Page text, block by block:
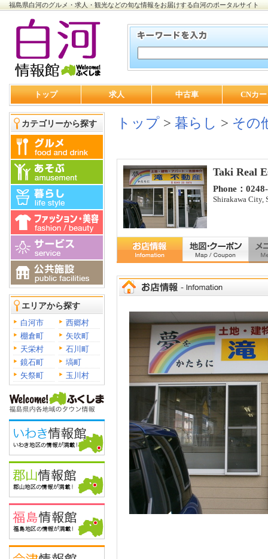
福島県白河のグルメ・求人・観光などの旬な情報をお届けする白河のポータルサイト
トップ 求人 中古車 CNカ
カテゴリーから探す
エリアから探す
白河市
西郷村
棚倉町
矢吹町
天栄村
石川町
鏡石町
塙町
矢祭町
玉川村
トップ > 暮らし > その
Taki Real
Phone：
Shirakawa City,